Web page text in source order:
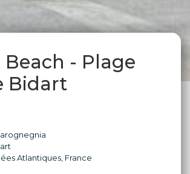
Beach - Plage
Bidart
Atlantiques France